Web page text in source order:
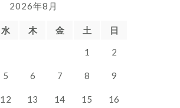
2026年8月
水 木 金 土 日
1 2
5 6 7 8 9
12 13 14 15 16